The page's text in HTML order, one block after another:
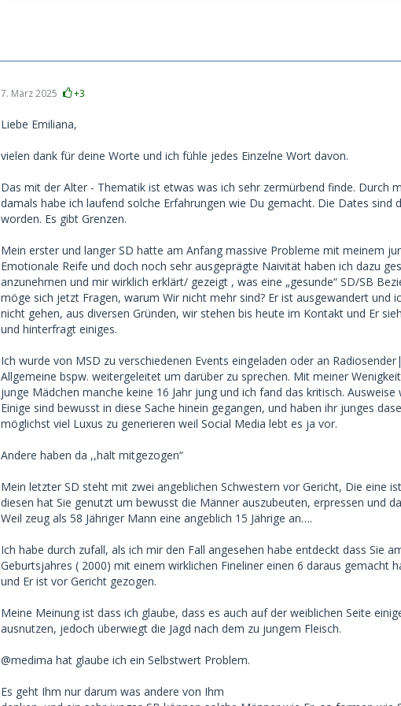
"möglichst junge unverbrauchte Körper" egal ist. Denn es kommt auf so
mehr als das an.
Du bist ja auch schon länger dabei und weißt das sicher auch wie
die SDs sein können😊🫶
Was ich mit 24 beim Sugardating erlebt habe (und ich schaue optisch
noch viel jünger aus) war teilweise echt schockierend-
Deshalb hab ich mich von Sugardating mittlerweile distanziert und
mehrere Beiträge dazu geschrieben, dass ich so eine "Alter-Thematik"
problematisch finde.
Ich hatte ein paar Dates mit Männern, die da sehr auf "möglichst jung"
standen mit Aussagen wie (..."oh die war so schön, sie hatte noch eine
Zahnspange..." "Mir gefällt Schuhgröße 34..." "...Du siehst so jung
einer hat sogar beim spazieren gehen unerlaubt kinder beim spielen im
Wasser fotografiert wo ich einfach ausgerastet bin und das Date
habe)
Wenn man skinny ist, jung ist oder jung aussieht zieht man halt auch
Menschen an und die haben nicht unbedingt die besten Absichten--
Mit mehr Distanz betrachte ich das alles jetzt und denke mir , ich
denen immer nur auf den Körper reduziert und das war schon
mich.
Ich finde nicht unbedingt ein Pluspunkt model-mäßig auszusehen um
möglichst guten Daddy zu finden, weil sie schauen auch nur aufs
Besonders weil meine SDs diese emotionale Ebene mir oft vorgespielt
Versprochen haben- aber nichts davon kam, habe ich die Beziehungen
nach mehreren Monaten beendet.
7. März 2025 +3
Liebe Emiliana,
vielen dank für deine Worte und ich fühle jedes Einzelne Wort davon.
Das mit der Alter - Thematik ist etwas was ich sehr zermürbend finde. Durch
damals habe ich laufend solche Erfahrungen wie Du gemacht. Die Dates sind
worden. Es gibt Grenzen.
Mein erster und langer SD hatte am Anfang massive Probleme mit meinem
Emotionale Reife und doch noch sehr ausgeprägte Naivität haben ich dazu
anzunehmen und mir wirklich erklärt/ gezeigt , was eine „gesunde“ SD/SB
möge sich jetzt Fragen, warum Wir nicht mehr sind? Er ist ausgewandert und
nicht gehen, aus diversen Gründen, wir stehen bis heute im Kontakt und Er
und hinterfragt einiges.
Ich wurde von MSD zu verschiedenen Events eingeladen oder an
Allgemeine bspw. weitergeleitet um darüber zu sprechen. Mit meiner
junge Mädchen manche keine 16 Jahr jung und ich fand das kritisch. Ausweise
Einige sind bewusst in diese Sache hinein gegangen, und haben ihr junges
möglichst viel Luxus zu generieren weil Social Media lebt es ja vor.
Andere haben da ,,halt mitgezogen“
Mein letzter SD steht mit zwei angeblichen Schwestern vor Gericht, Die eine
diesen hat Sie genutzt um bewusst die Männer auszubeuten, erpressen und
Weil zeug als 58 Jähriger Mann eine angeblich 15 Jährige an….
Ich habe durch zufall, als ich mir den Fall angesehen habe entdeckt dass Sie
Geburtsjahres ( 2000) mit einem wirklichen Fineliner einen 6 daraus gemacht
und Er ist vor Gericht gezogen.
Meine Meinung ist dass ich glaube, dass es auch auf der weiblichen Seite
ausnutzen, jedoch überwiegt die Jagd nach dem zu jungem Fleisch.
@medima hat glaube ich ein Selbstwert Problem.
Es geht Ihm nur darum was andere von Ihm